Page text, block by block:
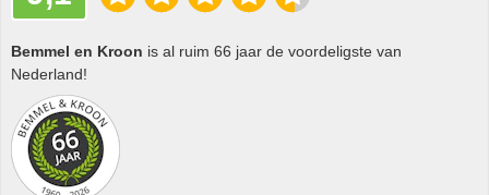
Bemmel en Kroon is al ruim 66 jaar de voordeligste van
Nederland!